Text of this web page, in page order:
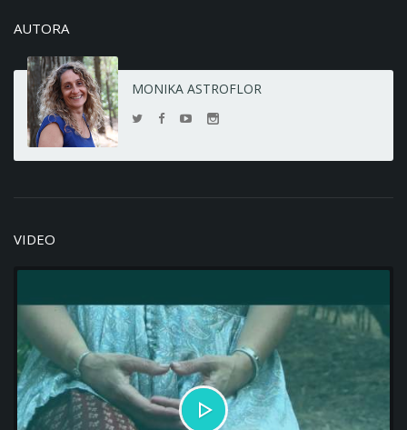
AUTORA
MONIKA ASTROFLOR
VIDEO